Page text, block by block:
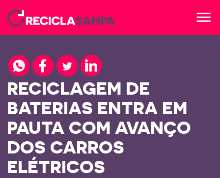
menu
RECICLAGEM DE
BATERIAS ENTRA EM
PAUTA COM AVANÇO
DOS CARROS
ELÉTRICOS